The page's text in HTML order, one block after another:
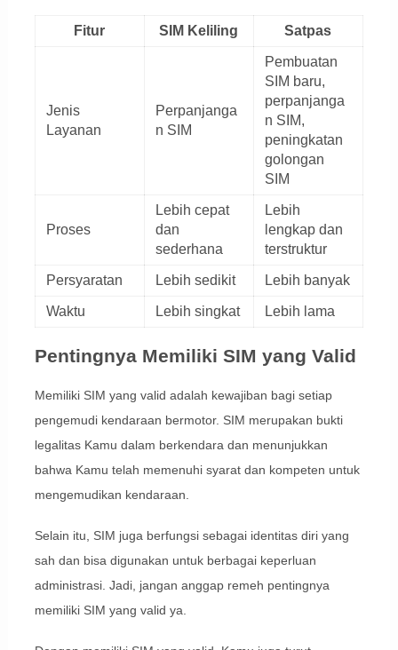
Fitur SIM Keliling Satpas
Jenis
Layanan
Perpanjanga
n SIM
Pembuatan
SIM baru,
perpanjanga
n SIM,
peningkatan
golongan
SIM
Proses
Lebih cepat
dan
sederhana
Lebih
lengkap dan
terstruktur
Persyaratan Lebih sedikit Lebih banyak
Waktu Lebih singkat Lebih lama
Pentingnya Memiliki SIM yang Valid
Memiliki SIM yang valid adalah kewajiban bagi setiap
pengemudi kendaraan bermotor. SIM merupakan bukti
legalitas Kamu dalam berkendara dan menunjukkan
bahwa Kamu telah memenuhi syarat dan kompeten untuk
mengemudikan kendaraan.
Selain itu, SIM juga berfungsi sebagai identitas diri yang
sah dan bisa digunakan untuk berbagai keperluan
administrasi. Jadi, jangan anggap remeh pentingnya
memiliki SIM yang valid ya.